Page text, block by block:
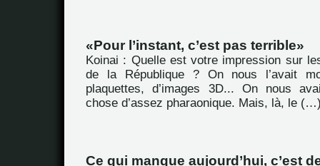
Pour l’instant, c’est pas terrible
Koinai : Quelle est votre impression sur
de la République ? On nous l’avait
plaquettes, d’images 3D... On nous
chose d’assez pharaonique. Mais, là, le
Ce qui manque aujourd’hui, c’est